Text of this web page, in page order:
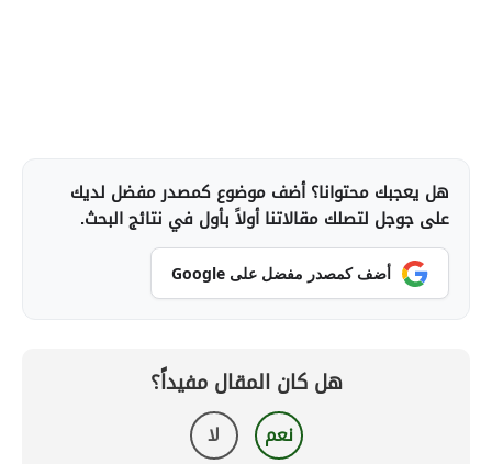
هل يعجبك محتوانا؟ أضف موضوع كمصدر مفضل لديك
على جوجل لتصلك مقالاتنا أولاً بأول في نتائج البحث.
أضف كمصدر مفضل على Google
هل كان المقال مفيداً؟
نعم لا